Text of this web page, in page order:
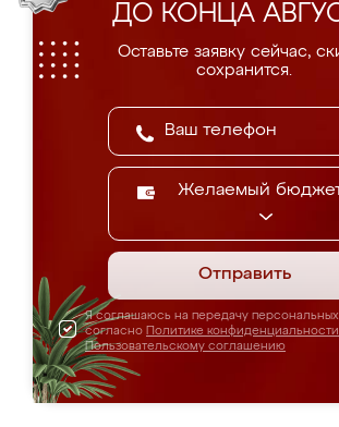
ДО КОНЦА
Оставьте заявку сейчас,
сохранится.
Желаемый
Отправить
Я соглашаюсь на передачу
согласно Политике конфиденциальности
Пользовательскому соглашению